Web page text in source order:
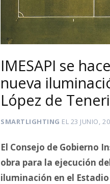
IMESAPI se
nueva
López de
SMARTLIGHTING EL 23 JUNIO,
El Consejo de Gobierno
obra para la ejecución
iluminación en el